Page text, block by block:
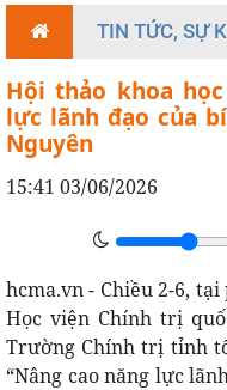
TIN TỨC, SỰ
Hội thảo khoa
lực lãnh đạo của
Nguyên
15:41 03/06/2026
hcma.vn - Chiều 2-6,
Học viện Chính trị
Trường Chính trị tỉnh
“Nâng cao năng lực